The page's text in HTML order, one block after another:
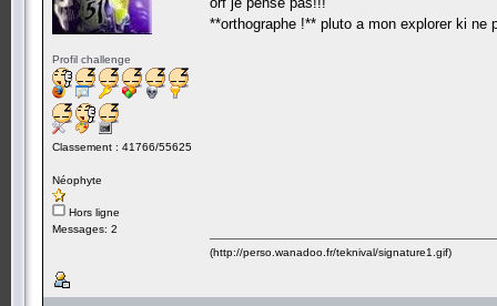
Profil challenge
Classement : 41766/55625
Néophyte
Hors ligne
Messages: 2
**orthographe !** pluto a mon explorer ki
(http://perso.wanadoo.fr/teknival/signature1.gif)